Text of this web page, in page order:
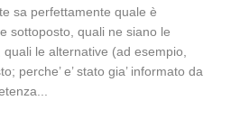
sa perfettamente quale è
sottoposto, quali ne siano le
le alternative (ad esempio,
perche’ e’ stato gia’ informato da